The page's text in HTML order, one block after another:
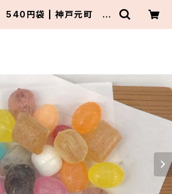
540円袋 | 神戸元町 花